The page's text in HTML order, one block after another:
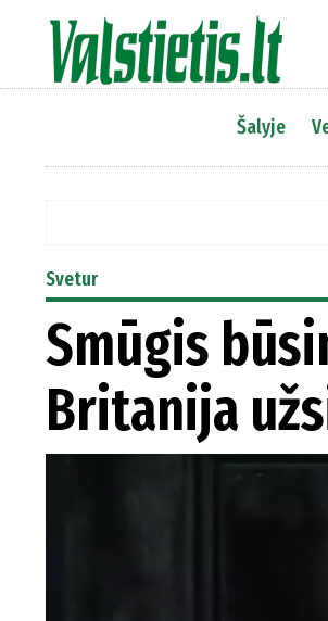
Šalyje
Svetur
Smūgis
Britanija